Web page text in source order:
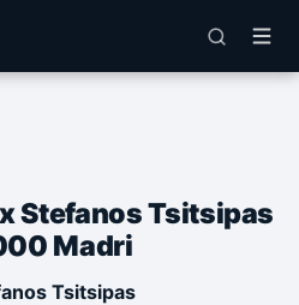
Stefanos Tsitsipas
Madri
Tsitsipas